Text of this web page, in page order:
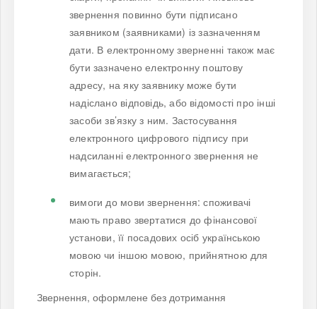
звернення повинно бути підписано
заявником (заявниками) із зазначенням
дати. В електронному зверненні також має
бути зазначено електронну поштову
адресу, на яку заявнику може бути
надіслано відповідь, або відомості про інші
засоби зв’язку з ним. Застосування
електронного цифрового підпису при
надсиланні електронного звернення не
вимагається;
вимоги до мови звернення: споживачі
мають право звертатися до фінансової
установи, її посадових осіб українською
мовою чи іншою мовою, прийнятною для
сторін.
Звернення, оформлене без дотримання